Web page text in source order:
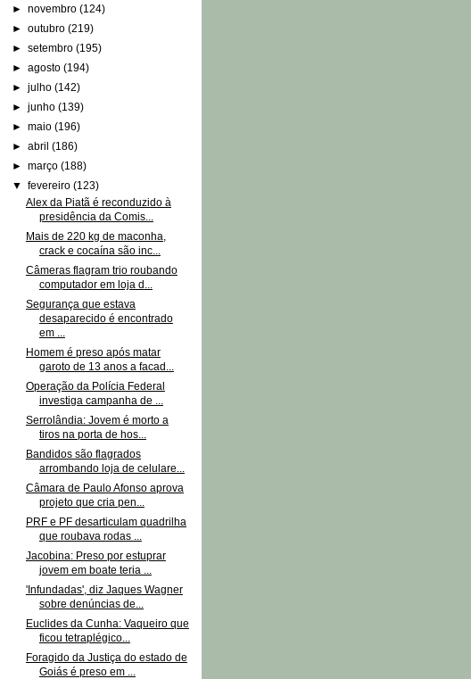
►novembro(124)
►outubro(219)
►setembro(195)
►agosto(194)
►julho(142)
►junho(139)
►maio(196)
►abril(186)
►março(188)
▼fevereiro(123)
Alex da Piatã é reconduzido à
presidência da Comis...
Mais de 220 kg de maconha,
crack e cocaína são inc...
Câmeras flagram trio roubando
computador em loja d...
Segurança que estava
desaparecido é encontrado
em ...
Homem é preso após matar
garoto de 13 anos a facad...
Operação da Polícia Federal
investiga campanha de ...
Serrolândia: Jovem é morto a
tiros na porta de hos...
Bandidos são flagrados
arrombando loja de celulare...
Câmara de Paulo Afonso aprova
projeto que cria pen...
PRF e PF desarticulam quadrilha
que roubava rodas ...
Jacobina: Preso por estuprar
jovem em boate teria ...
'Infundadas', diz Jaques Wagner
sobre denúncias de...
Euclides da Cunha: Vaqueiro que
ficou tetraplégico...
Foragido da Justiça do estado de
Goiás é preso em ...